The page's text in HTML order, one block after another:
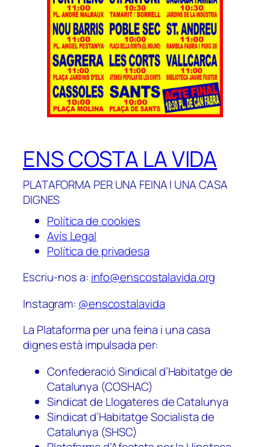
ENS COSTA LA VIDA
PLATAFORMA PER UNA FEINA I UNA CASA
DIGNES
Política de cookies
Avís Legal
Política de privadesa
Escriu-nos a: info@enscostalavida.org
Instagram: @enscostalavida
La Plataforma per una feina i una casa
dignes està impulsada per:
Confederació Sindical d’Habitatge de
Catalunya (COSHAC)
Sindicat de Llogateres de Catalunya
Sindicat d’Habitatge Socialista de
Catalunya (SHSC)